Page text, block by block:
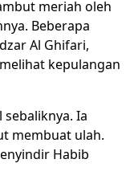
meriah oleh
Beberapa
Al Ghifari,
kepulangan
Ia
membuat ulah.
Habib